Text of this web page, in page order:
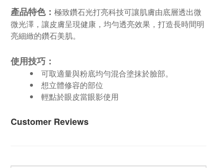
產品特色： 極致鑽石光打亮科技可讓肌膚由底層透出微
微光澤，讓皮膚呈現健康，均勻透亮效果，打造長時間明
亮細緻的鑽石美肌。
使用技巧：
可取適量與粉底均勻混合塗抹於臉部。
想立體修容的部位
輕點於眼皮當眼影使用
Customer Reviews